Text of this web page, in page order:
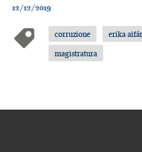
12/12/2019
corruzione erika
magistratura